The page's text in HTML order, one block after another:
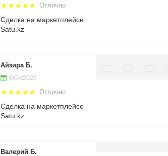
Отлично
Сделка на маркетплейсе
Satu.kz
Айзира Б.
6/04/2025
Отлично
Сделка на маркетплейсе
Satu.kz
Валерий Б.